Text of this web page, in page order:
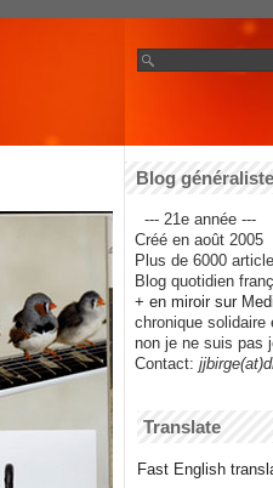
Blog généraliste
--- 21e année ---
Créé en août 2005
Plus de 6000
Blog quotidien
+ en miroir sur
chronique solidaire
non je ne suis pas
Contact:
Translate
Fast English